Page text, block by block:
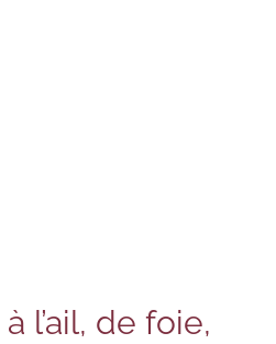
l’ail, de foie,